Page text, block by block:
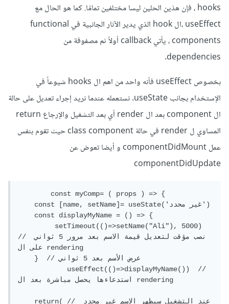
hooks ، فإن هذين الحلين ليسا مختلفين تمامًا. كما هو الحال مع
useEffect ،ال hook الذي يدير الآثار الجانبية في functional
components ، يأتي callback أولاً ثم مصفوفة من
dependencies.
بخصوص useEffect فأنه واحد من اهم ال hooks شيوعاً في
الإستخدام بجانب useState. نستعمله عندما نريد إجراء تعديل على حالة
ال component بعد ال render أي بعد التشغيل والإرجاع return
المساوي ل render في حالة class component حيث تقوم بنفس
عمل componentDidMount و أيضا تعوض عن
componentDidUpdate
	const myComp= ( props ) => {
const [name, setName]= useState('غير محدد')
const displayMyName = () => {
setTimeout(()=>setName("Ali"), 5000)
// نصب مؤقت لتعديل قيمة الاسم بعد مرور 5 ثواني
على ال rendering
}  // عرض الأسم بعد 5 ثواني
استدعاءها يحصل مباشرة بعد ال rendering
return( // عند التشغيل سيظهر الإسم غير محدد